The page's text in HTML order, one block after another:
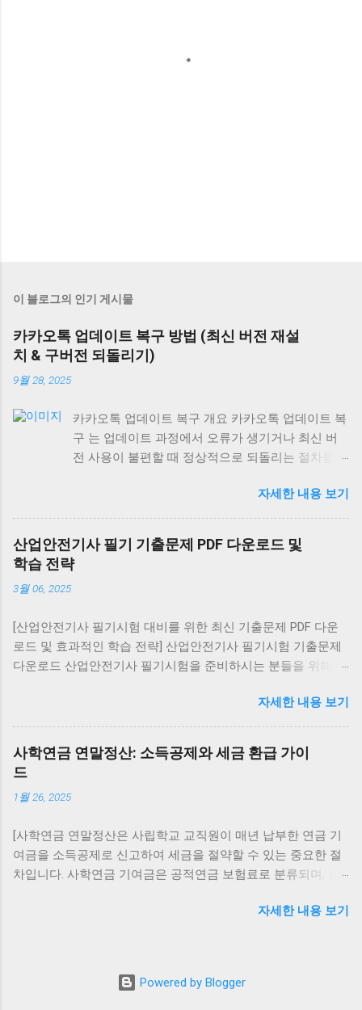
이 블로그의 인기 게시물
카카오톡 업데이트 복구 방법 (최신 버전 재설
치 & 구버전 되돌리기)
9월 28, 2025
카카오톡 업데이트 복구 개요 카카오톡 업데이트 복
구 는 업데이트 과정에서 오류가 생기거나 최신 버
전 사용이 불편할 때 정상적으로 되돌리는 절차를
하지만, 구버전 복구는 안드로이드에서만 제한적으
로 가능하며 iOS와 PC는 불가능합니다. 안드로이드
에서 카카오톡 업데이트 복구 최신 버전 재설치: 구
글 플레이 스토어 → 카카오톡 검색 → [삭제] → [다
경로 사용을 권장 대화 내역 유지: 설치 전 카카오톡
백업 을 통해 데이터를 저장하세요. 아이폰(iOS)에서
카카오톡 업데이트 복구 구버전 복구 불가능 (앱스
후 앱스토어에서 최신 버전 재설치 대화 내역은
iCloud 백업 을 통해 복원 가능 PC에서 카카오톡 업
데이트 복구 PC 카카오톡은 실행 시 자동 업데이트
복구 최신 버전 복구 안드로이드 가능 (APK 설치, 보
안 위험 존재) 가능 (플레이스토어 재설치) 아이폰
(iOS) 불가능 가능 (앱스토어 재설치) PC 불가능 가
능 (공식 홈페이지 재설치) 주의사항 구버전 카카오
대화 백업을 진행해야 안전합니다. ▲ 카카오톡 업
자세한 내용 보기
산업안전기사 필기 기출문제 PDF 다운로드 및
학습 전략
3월 06, 2025
[산업안전기사 필기시험 대비를 위한 최신 기출문제 PDF 다운
로드 및 효과적인 학습 전략] 산업안전기사 필기시험 기출문제
다운로드 산업안전기사 필기시험을 준비하시는 분들을 위해 최
2016년부터 2022년까지의 7개년 기출문제를 다운로드하실 수
있습니다. 이 자료에는 교사용(정답 표시), 학생용(문제만), 해설
집(해설 및 정답 포함) 버전이 포함되어 있어 다양한 학습 방식
에 맞게 활용할 수 있습니다. 기출문제 다운로드 전자문제집
CBT 활용 인터넷을 통해 다양한 자격시험의 기출문제를 풀어볼
수 있는 전자문제집 CBT 사이트를 활용해보세요. 이동 중에도
이 공부할 수 있습니다. CBT 문제 풀기 산업안전기사 시험과목
및 출제유형 산업안전기사 필기시험은 총 6개의 과목으로 구성
되어 있습니다: 안전관리론 인간공학 및 시스템안전공학 기계
안전기술 각 과목은 객관식 4지 택일형으로, 과목당 20문항이
유형 효과적인 학습 전략 산업안전기사는 문제은행식으로 출제
되기 때문에 기출문제를 반복적으로 풀어보는 것이 합격에 큰
자세한 내용 보기
사학연금 연말정산: 소득공제와 세금 환급 가이
드
1월 26, 2025
[사학연금 연말정산은 사립학교 교직원이 매년 납부한 연금 기
여금을 소득공제로 신고하여 세금을 절약할 수 있는 중요한 절
차입니다. 사학연금 기여금은 공적연금 보험료로 분류되며, 별
연금 연말정산 절차, 준비 서류, 소득공제 혜택 및 유의사항을
신고해 과세표준을 줄이고 세금 부담을 낮추는 절차입니다. 이
를 통해 초과 납부된 세금을 환급받거나 세금 납부 금액을 줄일
자세한 내용 보기
Powered by Blogger